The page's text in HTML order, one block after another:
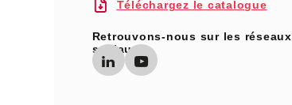
Téléchargez le catalogue
Retrouvons-nous sur les réseaux
sociaux